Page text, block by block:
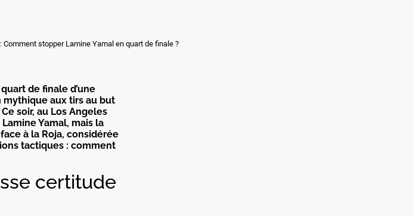
stopper Lamine Yamal en quart de finale ?
de finale d’une
mythique aux tirs au but
soir, au Los Angeles
Yamal, mais la
à la Roja, considérée
tactiques : comment
certitude